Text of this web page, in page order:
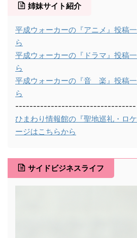
姉妹サイト紹介
平成ウォーカーの『アニメ』投稿
ら
平成ウォーカーの『ドラマ』投稿
ら
平成ウォーカーの『音 楽』投稿
ら
----------------------------------
ひまわり情報館の『聖地巡礼・ロ
ージはこちらから
サイドビジネスライフ